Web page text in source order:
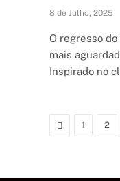
8 de Julho, 2025
O regresso
mais
Inspirado no
Previous
1 2